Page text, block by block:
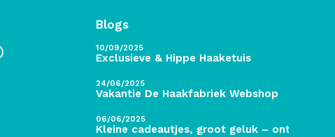
Blogs
10/09/2025
Exclusieve & Hippe Haaketuis
24/06/2025
Vakantie De Haakfabriek Webshop
06/06/2025
Kleine cadeautjes, groot geluk – ontdek de